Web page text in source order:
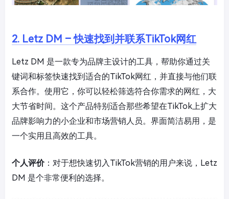
2. Letz DM – 快速找到并联系TikTok网红
Letz DM 是一款专为品牌主设计的工具，帮助你通过关
键词和标签快速找到适合的TikTok网红，并直接与他们联
系合作。使用它，你可以轻松筛选符合你需求的网红，大
大节省时间。这个产品特别适合那些希望在TikTok上扩大
品牌影响力的小企业和市场营销人员。界面简洁易用，是
一个实用且高效的工具。
个人评价：对于想快速切入TikTok营销的用户来说，Letz
DM 是个非常便利的选择。